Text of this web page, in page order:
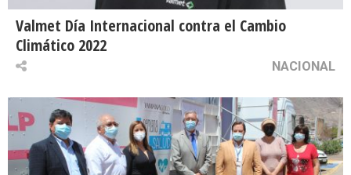
Valmet Día Internacional contra el Cambio
Climático 2022
NACIONAL